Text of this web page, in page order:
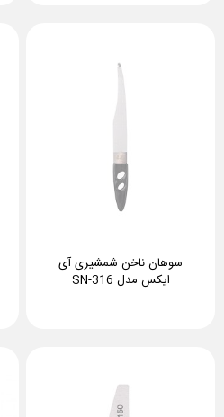
سوهان ناخن شمشیری آی
ایکس مدل SN-316